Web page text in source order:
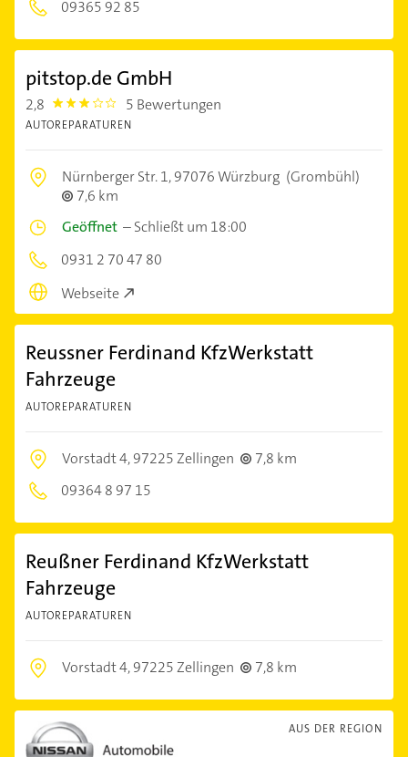
09365 92 85
pitstop.de GmbH
2,8 2.8 5 Bewertungen
AUTOREPARATUREN
Nürnberger Str. 1,97076 Würzburg (Grombühl)
7,6 km
Geöffnet –Schließt um 18:00
0931 2 70 47 80
Webseite
Reussner Ferdinand KfzWerkstatt
Fahrzeuge
AUTOREPARATUREN
Vorstadt 4,97225 Zellingen
7,8 km
09364 8 97 15
Reußner Ferdinand KfzWerkstatt
Fahrzeuge
AUTOREPARATUREN
Vorstadt 4,97225 Zellingen 7,8 km
AUS DER REGION